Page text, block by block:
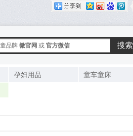
品牌 微官网 或 官方微信 搜索
孕妇用品
童车童床